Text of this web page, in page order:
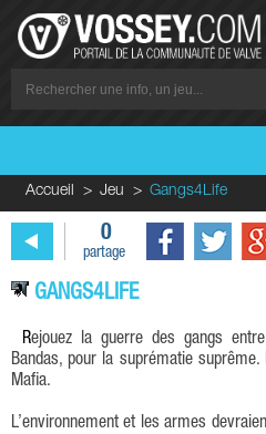
Accueil Jeu Gangs4Life
0
partage
GANGS4LIFE
Rejouez la guerre des gangs entre deux factions, la Mafia et Les
Bandas, pour la suprématie
Mafia.
L’environnement et les armes